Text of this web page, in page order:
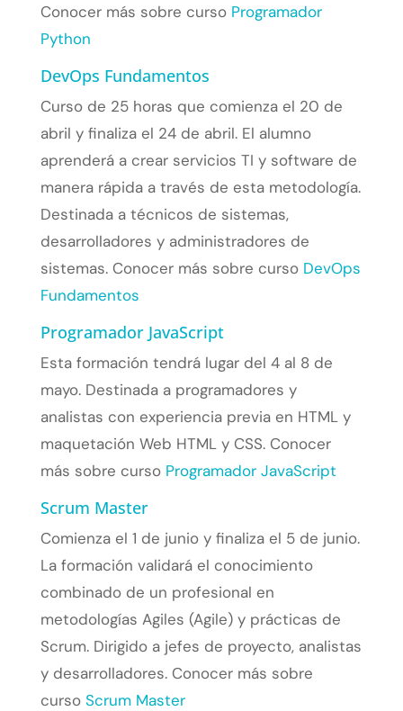
Conocer más sobre curso Programador
Python
DevOps Fundamentos
Curso de 25 horas que comienza el 20 de
abril y finaliza el 24 de abril. El alumno
aprenderá a crear servicios TI y software de
manera rápida a través de esta metodología.
Destinada a técnicos de sistemas,
desarrolladores y administradores de
sistemas. Conocer más sobre curso DevOps
Fundamentos
Programador JavaScript
Esta formación tendrá lugar del 4 al 8 de
mayo. Destinada a programadores y
analistas con experiencia previa en HTML y
maquetación Web HTML y CSS. Conocer
más sobre curso Programador JavaScript
Scrum Master
Comienza el 1 de junio y finaliza el 5 de junio.
La formación validará el conocimiento
combinado de un profesional en
metodologías Agiles (Agile) y prácticas de
Scrum. Dirigido a jefes de proyecto, analistas
y desarrolladores. Conocer más sobre
curso Scrum Master